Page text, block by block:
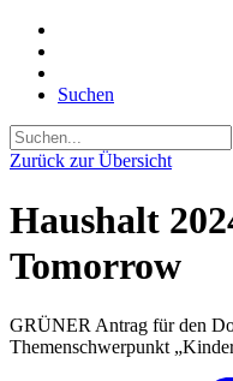
Suchen
Zurück zur Übersicht
Haushalt
Tomorrow
GRÜNER Antrag für den
Themenschwerpunkt